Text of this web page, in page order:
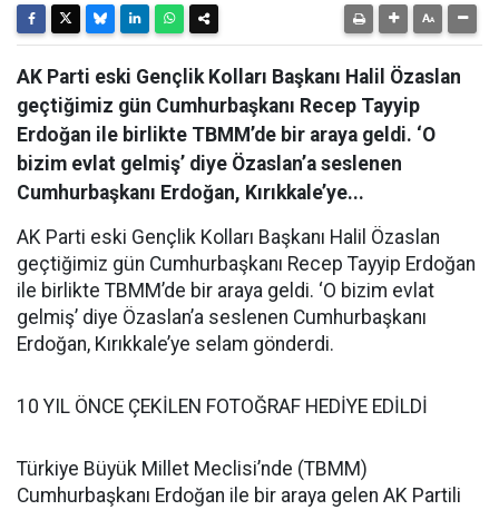
AK Parti eski Gençlik Kolları Başkanı Halil Özaslan
geçtiğimiz gün Cumhurbaşkanı Recep Tayyip
Erdoğan ile birlikte TBMM’de bir araya geldi. ‘O
bizim evlat gelmiş’ diye Özaslan’a seslenen
Cumhurbaşkanı Erdoğan, Kırıkkale’ye...
AK Parti eski Gençlik Kolları Başkanı Halil Özaslan
geçtiğimiz gün Cumhurbaşkanı Recep Tayyip Erdoğan
ile birlikte TBMM’de bir araya geldi. ‘O bizim evlat
gelmiş’ diye Özaslan’a seslenen Cumhurbaşkanı
Erdoğan, Kırıkkale’ye selam gönderdi.
10 YIL ÖNCE ÇEKİLEN FOTOĞRAF HEDİYE EDİLDİ
Türkiye Büyük Millet Meclisi’nde (TBMM)
Cumhurbaşkanı Erdoğan ile bir araya gelen AK Partili